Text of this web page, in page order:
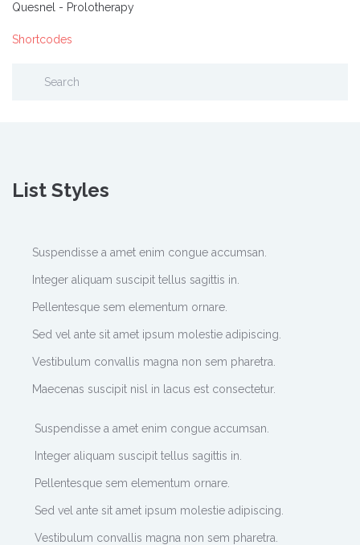
Quesnel - Prolotherapy
Shortcodes
List Styles
Suspendisse a amet enim congue accumsan.
Integer aliquam suscipit tellus sagittis in.
Pellentesque sem elementum ornare.
Sed vel ante sit amet ipsum molestie adipiscing.
Vestibulum convallis magna non sem pharetra.
Maecenas suscipit nisl in lacus est consectetur.
Suspendisse a amet enim congue accumsan.
Integer aliquam suscipit tellus sagittis in.
Pellentesque sem elementum ornare.
Sed vel ante sit amet ipsum molestie adipiscing.
Vestibulum convallis magna non sem pharetra.